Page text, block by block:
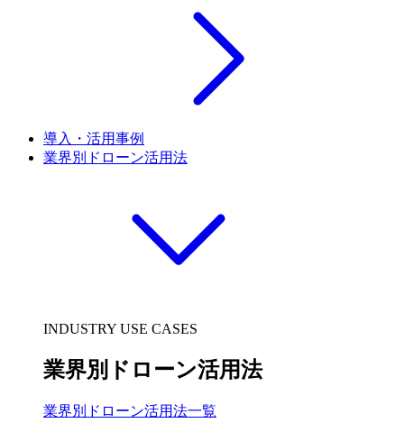
導入・活用事例
業界別ドローン活用法
INDUSTRY USE CASES
業界別ドローン活用法
業界別ドローン活用法一覧